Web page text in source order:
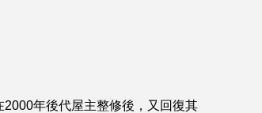
年後代屋主整修後，又回復其